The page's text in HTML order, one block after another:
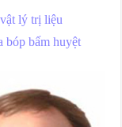
lý trị liệu
bóp bấm huyệt